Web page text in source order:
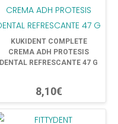
KUKIDENT COMPLETE
CREMA ADH PROTESIS
DENTAL REFRESCANTE 47 G
8,10€